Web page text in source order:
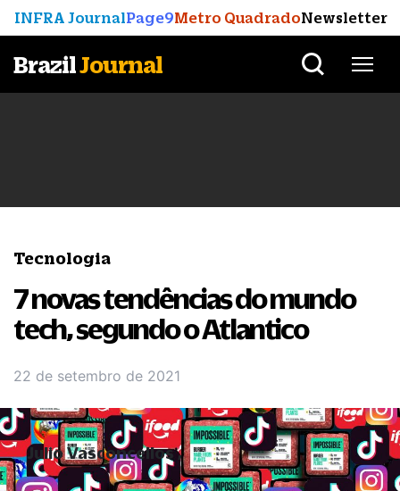
INFRA JournalPage9Metro QuadradoNewsletter
BrazilJournal
Tecnologia
7 novas tendências do mundo
tech, segundo o Atlantico
22 de setembro de 2021
Julio Vasconcellos